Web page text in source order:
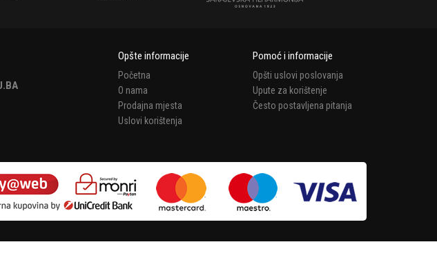
Opšte informacije
Početna
O nama
Prodajna mjesta
Uslovi korištenja
Pomoć i informacije
Opšti uslovi poslovanja
Upute za korištenje
Često postavljena pitanja